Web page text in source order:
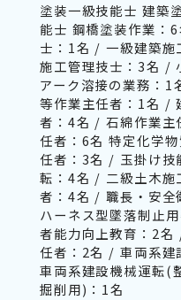
塗装一級技能士 建築
能士 鋼橋塗装作業：
士：1名 / 一級建築
施工管理技士：3名 /
アーク溶接の業務：1
等作業主任者：1名 /
者：4名 / 石綿作業
任者：6名 特定化学
任者：3名 / 玉掛け
転：4名 / 二級土木
者：4名 / 職長・安
ハーネス型墜落制止
者能力向上教育：2
任者：2名 / 車両系
車両系建設機械運転(
掘削用)：1名